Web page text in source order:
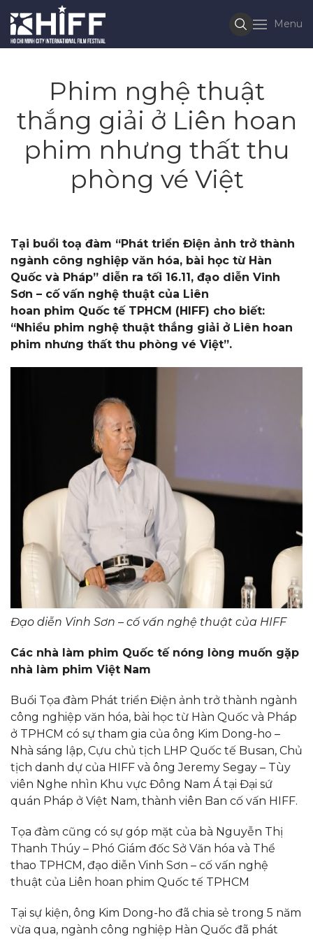
Menu
Phim nghệ thuật
thắng giải ở Liên hoan
phim nhưng thất thu
phòng vé Việt
Tại buổi toạ đàm “Phát triển Điện ảnh trở thành
ngành công nghiệp văn hóa, bài học từ Hàn
Quốc và Pháp” diễn ra tối 16.11, đạo diễn Vinh
Sơn – cố vấn nghệ thuật của Liên
hoan phim Quốc tế TPHCM (HIFF) cho biết:
“Nhiều phim nghệ thuật thắng giải ở Liên hoan
phim nhưng thất thu phòng vé Việt”.
Đạo diễn Vinh Sơn – cố vấn nghệ thuật của HIFF
Các nhà làm phim Quốc tế nóng lòng muốn gặp
nhà làm phim Việt Nam
Buổi Tọa đàm Phát triển Điện ảnh trở thành ngành
công nghiệp văn hóa, bài học từ Hàn Quốc và Pháp
ở TPHCM có sự tham gia của ông Kim Dong-ho –
Nhà sáng lập, Cựu chủ tịch LHP Quốc tế Busan, Chủ
tịch danh dự của HIFF và ông Jeremy Segay – Tùy
viên Nghe nhìn Khu vực Đông Nam Á tại Đại sứ
quán Pháp ở Việt Nam, thành viên Ban cố vấn HIFF.
Tọa đàm cũng có sự góp mặt của bà Nguyễn Thị
Thanh Thúy – Phó Giám đốc Sở Văn hóa và Thể
thao TPHCM, đạo diễn Vinh Sơn – cố vấn nghệ
thuật của Liên hoan phim Quốc tế TPHCM
Tại sự kiện, ông Kim Dong-ho đã chia sẻ trong 5 năm
vừa qua, ngành công nghiệp Hàn Quốc đã phát